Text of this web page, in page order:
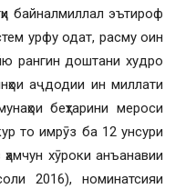
байналмиллал эътироф
урфу одат, расму оин
рангин доштани худро
аҷдодии ин миллати
беҳтарини мероси
то имрӯз ба 12 унсури
хӯроки анъанавии
2016), номинатсияи